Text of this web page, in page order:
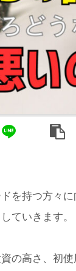
を持つ方々に
ていきます。
の高さ、初